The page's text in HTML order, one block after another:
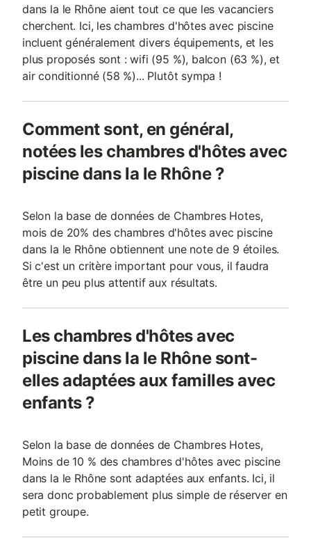
dans la le Rhône aient tout ce que les vacanciers
cherchent. Ici, les chambres d'hôtes avec piscine
incluent généralement divers équipements, et les
plus proposés sont : wifi (95 %), balcon (63 %), et
air conditionné (58 %)... Plutôt sympa !
Comment sont, en général,
notées les chambres d'hôtes avec
piscine dans la le Rhône ?
Selon la base de données de Chambres Hotes,
mois de 20% des chambres d'hôtes avec piscine
dans la le Rhône obtiennent une note de 9 étoiles.
Si c'est un critère important pour vous, il faudra
être un peu plus attentif aux résultats.
Les chambres d'hôtes avec
piscine dans la le Rhône sont-
elles adaptées aux familles avec
enfants ?
Selon la base de données de Chambres Hotes,
Moins de 10 % des chambres d'hôtes avec piscine
dans la le Rhône sont adaptées aux enfants. Ici, il
sera donc probablement plus simple de réserver en
petit groupe.